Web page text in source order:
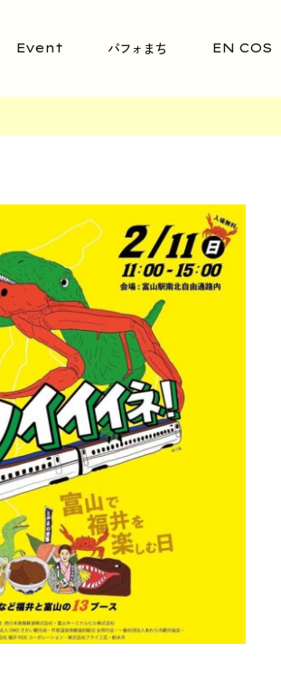
Event パフォまち EN COS